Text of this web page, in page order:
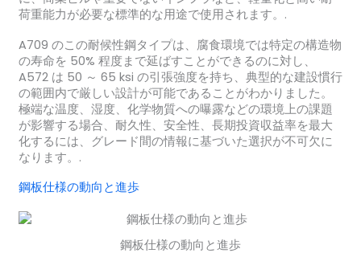
荷重能力が必要な標準的な用途で使用されます。.
A709 のこの耐候性鋼タイプは、腐食環境では特定の構造物
の寿命を 50% 程度まで延ばすことができるのに対し、
A572 は 50 ～ 65 ksi の引張強度を持ち、典型的な建設慣行
の範囲内で厳しい設計が可能であることがわかりました。
極端な温度、湿度、化学物質への曝露などの環境上の課題
が影響する場合、耐久性、安全性、長期投資収益率を最大
化するには、グレード間の情報に基づいた選択が不可欠に
なります。.
鋼板仕様の動向と進歩
鋼板仕様の動向と進歩